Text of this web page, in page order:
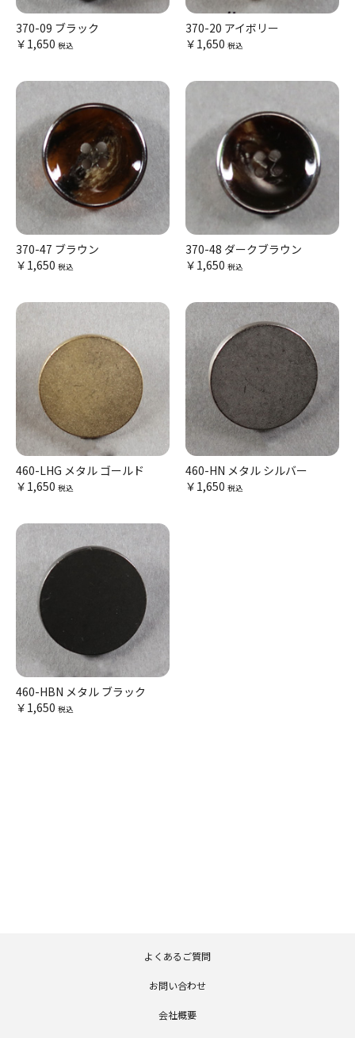
370-09 ブラック
￥1,650 税込
370-20 アイボリー
￥1,650 税込
370-47 ブラウン
￥1,650 税込
370-48 ダークブラウン
￥1,650 税込
460-LHG メタル ゴールド
￥1,650 税込
460-HN メタル シルバー
￥1,650 税込
460-HBN メタル ブラック
￥1,650 税込
よくあるご質問
お問い合わせ
会社概要